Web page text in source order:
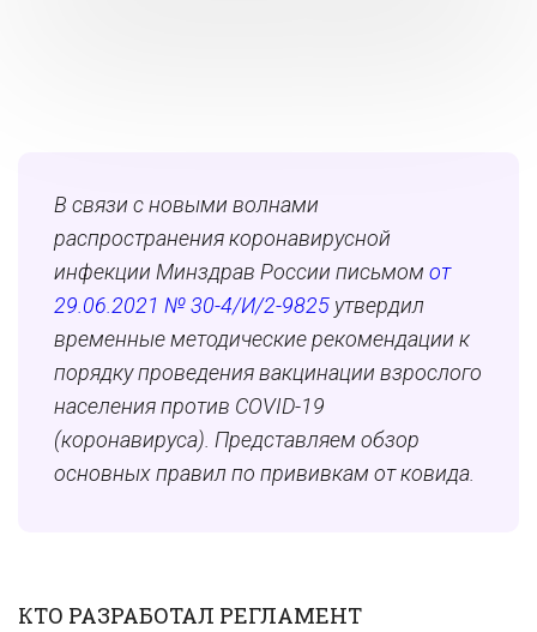
В связи с новыми волнами
распространения коронавирусной
инфекции Минздрав России письмом от
29.06.2021 № 30-4/И/2-9825 утвердил
временные методические рекомендации к
порядку проведения вакцинации взрослого
населения против COVID-19
(коронавируса). Представляем обзор
основных правил по прививкам от ковида.
КТО РАЗРАБОТАЛ РЕГЛАМЕНТ